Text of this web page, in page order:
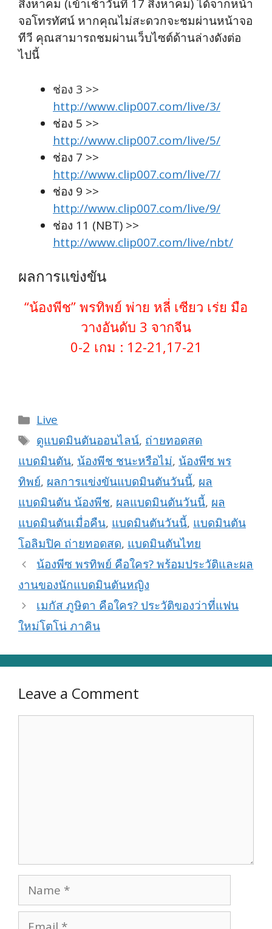
สิงหาคม (เข้าเช้าวันที่ 17 สิงหาคม) ได้จากหน้า
จอโทรทัศน์ หากคุณไม่สะดวกจะชมผ่านหน้าจอ
ทีวี คุณสามารถชมผ่านเว็บไซต์ด้านล่างดังต่อ
ไปนี้
ช่อง 3 >>
http://www.clip007.com/live/3/
ช่อง 5 >>
http://www.clip007.com/live/5/
ช่อง 7 >>
http://www.clip007.com/live/7/
ช่อง 9 >>
http://www.clip007.com/live/9/
ช่อง 11 (NBT) >>
http://www.clip007.com/live/nbt/
ผลการแข่งขัน
“น้องพีช” พรทิพย์ พ่าย หลี่ เซียว เร่ย มือ
วางอันดับ 3 จากจีน
0-2 เกม : 12-21,17-21
Categories
Live
Tags
ดูแบดมินตันออนไลน์, ถ่ายทอดสด
แบดมินตัน, น้องพีช ชนะหรือไม่, น้องพีซ พร
ทิพย์, ผลการแข่งขันแบดมินตันวันนี้, ผล
แบดมินตัน น้องพีช, ผลแบดมินตันวันนี้, ผล
แบดมินตันเมื่อคืน, แบดมินตันวันนี้, แบดมินตัน
โอลิมปิค ถ่ายทอดสด, แบดมินตันไทย
น้องพีซ พรทิพย์ คือใคร? พร้อมประวัติและผล
งานของนักแบดมินตันหญิง
เมกัส ภูษิตา คือใคร? ประวัติของว่าที่แฟน
ใหม่โตโน่ ภาคิน
Leave a Comment
Name
Email